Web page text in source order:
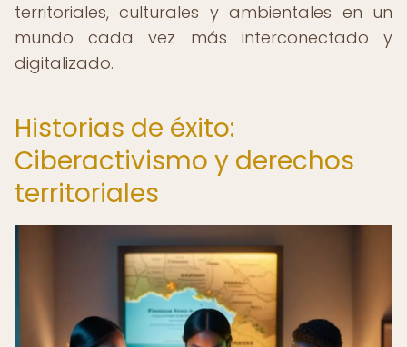
territoriales, culturales y ambientales en un
mundo cada vez más interconectado y
digitalizado.
Historias de éxito:
Ciberactivismo y derechos
territoriales